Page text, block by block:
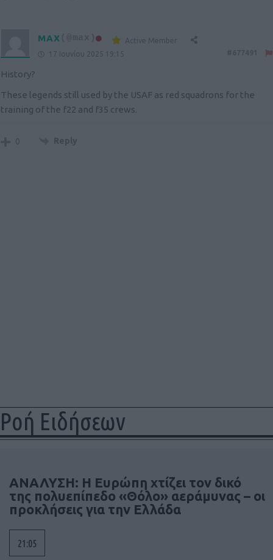
Ροή Ειδήσεων
ΑΝΑΛΥΣΗ: Η Ευρώπη χτίζει τον δικό
της πολυεπίπεδο «Θόλο» αεράμυνας – οι
προκλήσεις για την Ελλάδα
21:05
MAX (@max)
Active Member
17 Ιουνίου 2025 19:15
History?
These legends still used by the USAF as red squadrons for the
training of the f22 and f35 crews.
0 Reply